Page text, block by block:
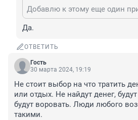
Да.
ОТВЕТИТЬ
Гость
30 марта 2024, 19:19
Не стоит выбор на что тратить
или отдых. Не найдут денег,
будут воровать. Люди любого
такими.